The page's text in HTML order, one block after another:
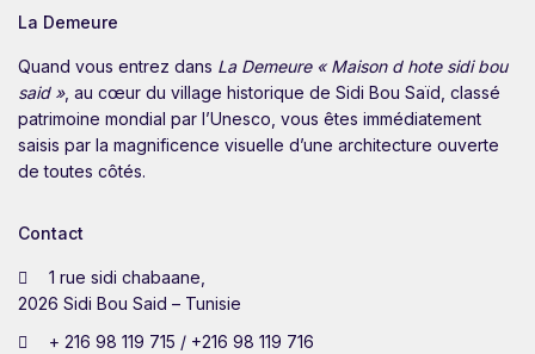
La Demeure
Quand vous entrez dans La Demeure « Maison d hote sidi bou
said », au cœur du village historique de Sidi Bou Saïd, classé
patrimoine mondial par l’Unesco, vous êtes immédiatement
saisis par la magnificence visuelle d’une architecture ouverte
de toutes côtés.
Contact
1 rue sidi chabaane,
2026 Sidi Bou Said – Tunisie
+ 216 98 119 715 / +216 98 119 716